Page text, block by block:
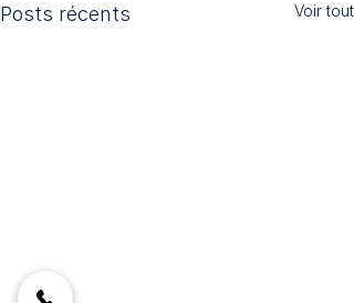
Posts récents Voir tout